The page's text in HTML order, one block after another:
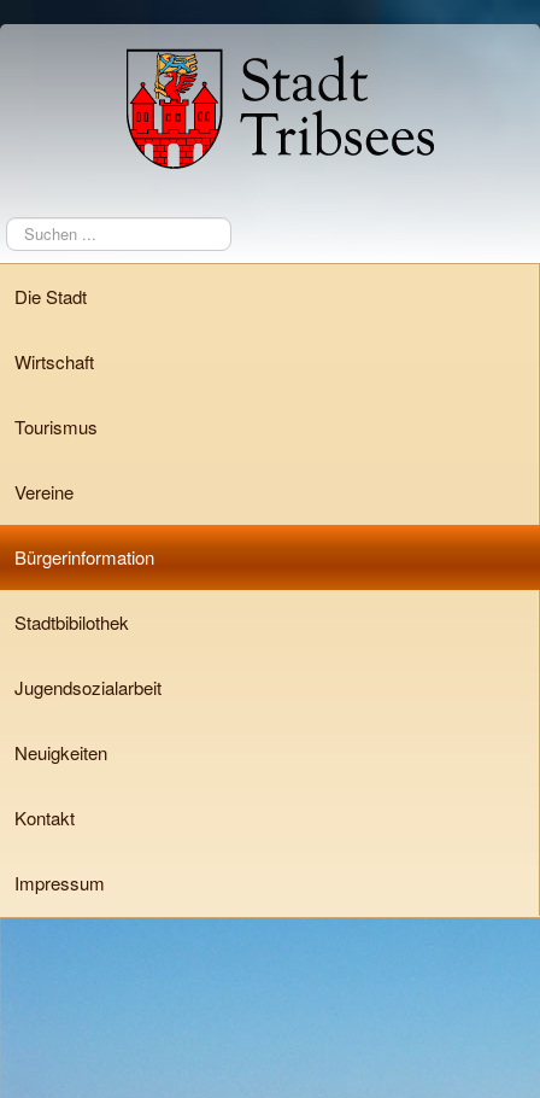
Suchen
...
Die Stadt
Wirtschaft
Tourismus
Vereine
Bürgerinformation
Stadtbibilothek
Jugendsozialarbeit
Neuigkeiten
Kontakt
Impressum